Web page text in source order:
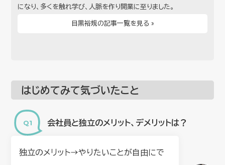
になり、多くを触れ学び、人脈を作り開業に至りました。
目黒裕規の記事一覧を見る »
はじめてみて気づいたこと
会社員と独立のメリット、デメリットは？
独立のメリット→やりたいことが自由にで